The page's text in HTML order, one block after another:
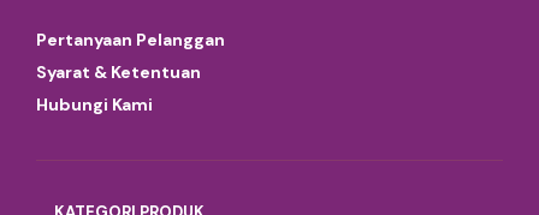
Pertanyaan Pelanggan
Syarat & Ketentuan
Hubungi Kami